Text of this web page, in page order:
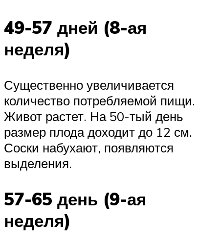
49-57 дней (8-ая
неделя)
Существенно увеличивается
количество потребляемой пищи.
Живот растет. На 50-тый день
размер плода доходит до 12 см.
Соски набухают, появляются
выделения.
57-65 день (9-ая
неделя)